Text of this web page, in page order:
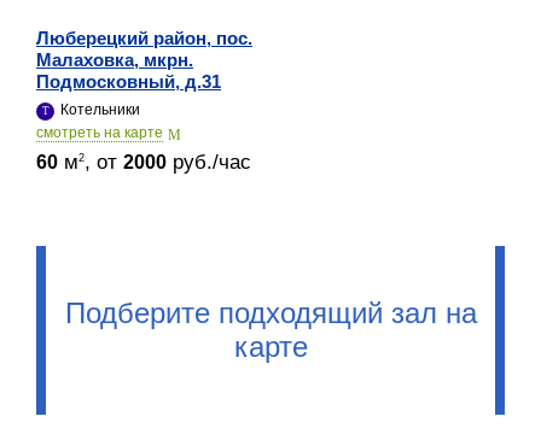
Люберецкий район, пос.
Малаховка, мкрн.
Подмосковный, д.31
Котельники
cмотреть на карте
60 м2, от 2000 руб./час
Подберите подходящий зал на
карте